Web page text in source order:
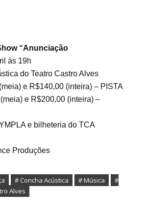
“Anunciação
às 19h
do Teatro Castro Alves
e R$140,00 (inteira) – PISTA
e R$200,00 (inteira) –
e bilheteria do TCA
Produções
# Concha Acústica # Música
#
Alves